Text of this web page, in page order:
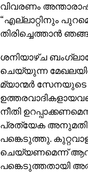
വിവരണം
“എല്ലാറ്റിനും
തിരിച്ചെത്താന്‍
ശനിയാഴ്ച
ചെയ്യുന്ന
മ്യാന്മര്‍
നീതി
പ്രത്യേക
പങ്കെടുത്തു.
ചെയ്യണമെന്ന്
പങ്കെടുത്തതായി